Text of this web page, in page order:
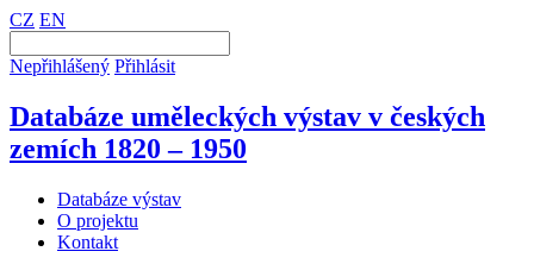
CZ EN
Nepřihlášený Přihlásit
Databáze uměleckých výstav v českých
zemích 1820 – 1950
Databáze výstav
O projektu
Kontakt